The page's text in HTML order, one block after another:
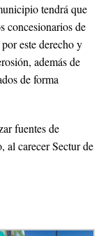
tendrá que
concesionarios de
este derecho y
además de
de forma
fuentes de
al carecer Sectur de